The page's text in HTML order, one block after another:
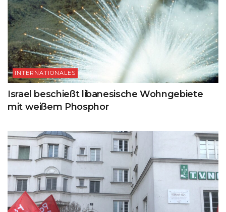
INTERNATIONALES
Israel beschießt libanesische Wohngebiete
mit weißem Phosphor